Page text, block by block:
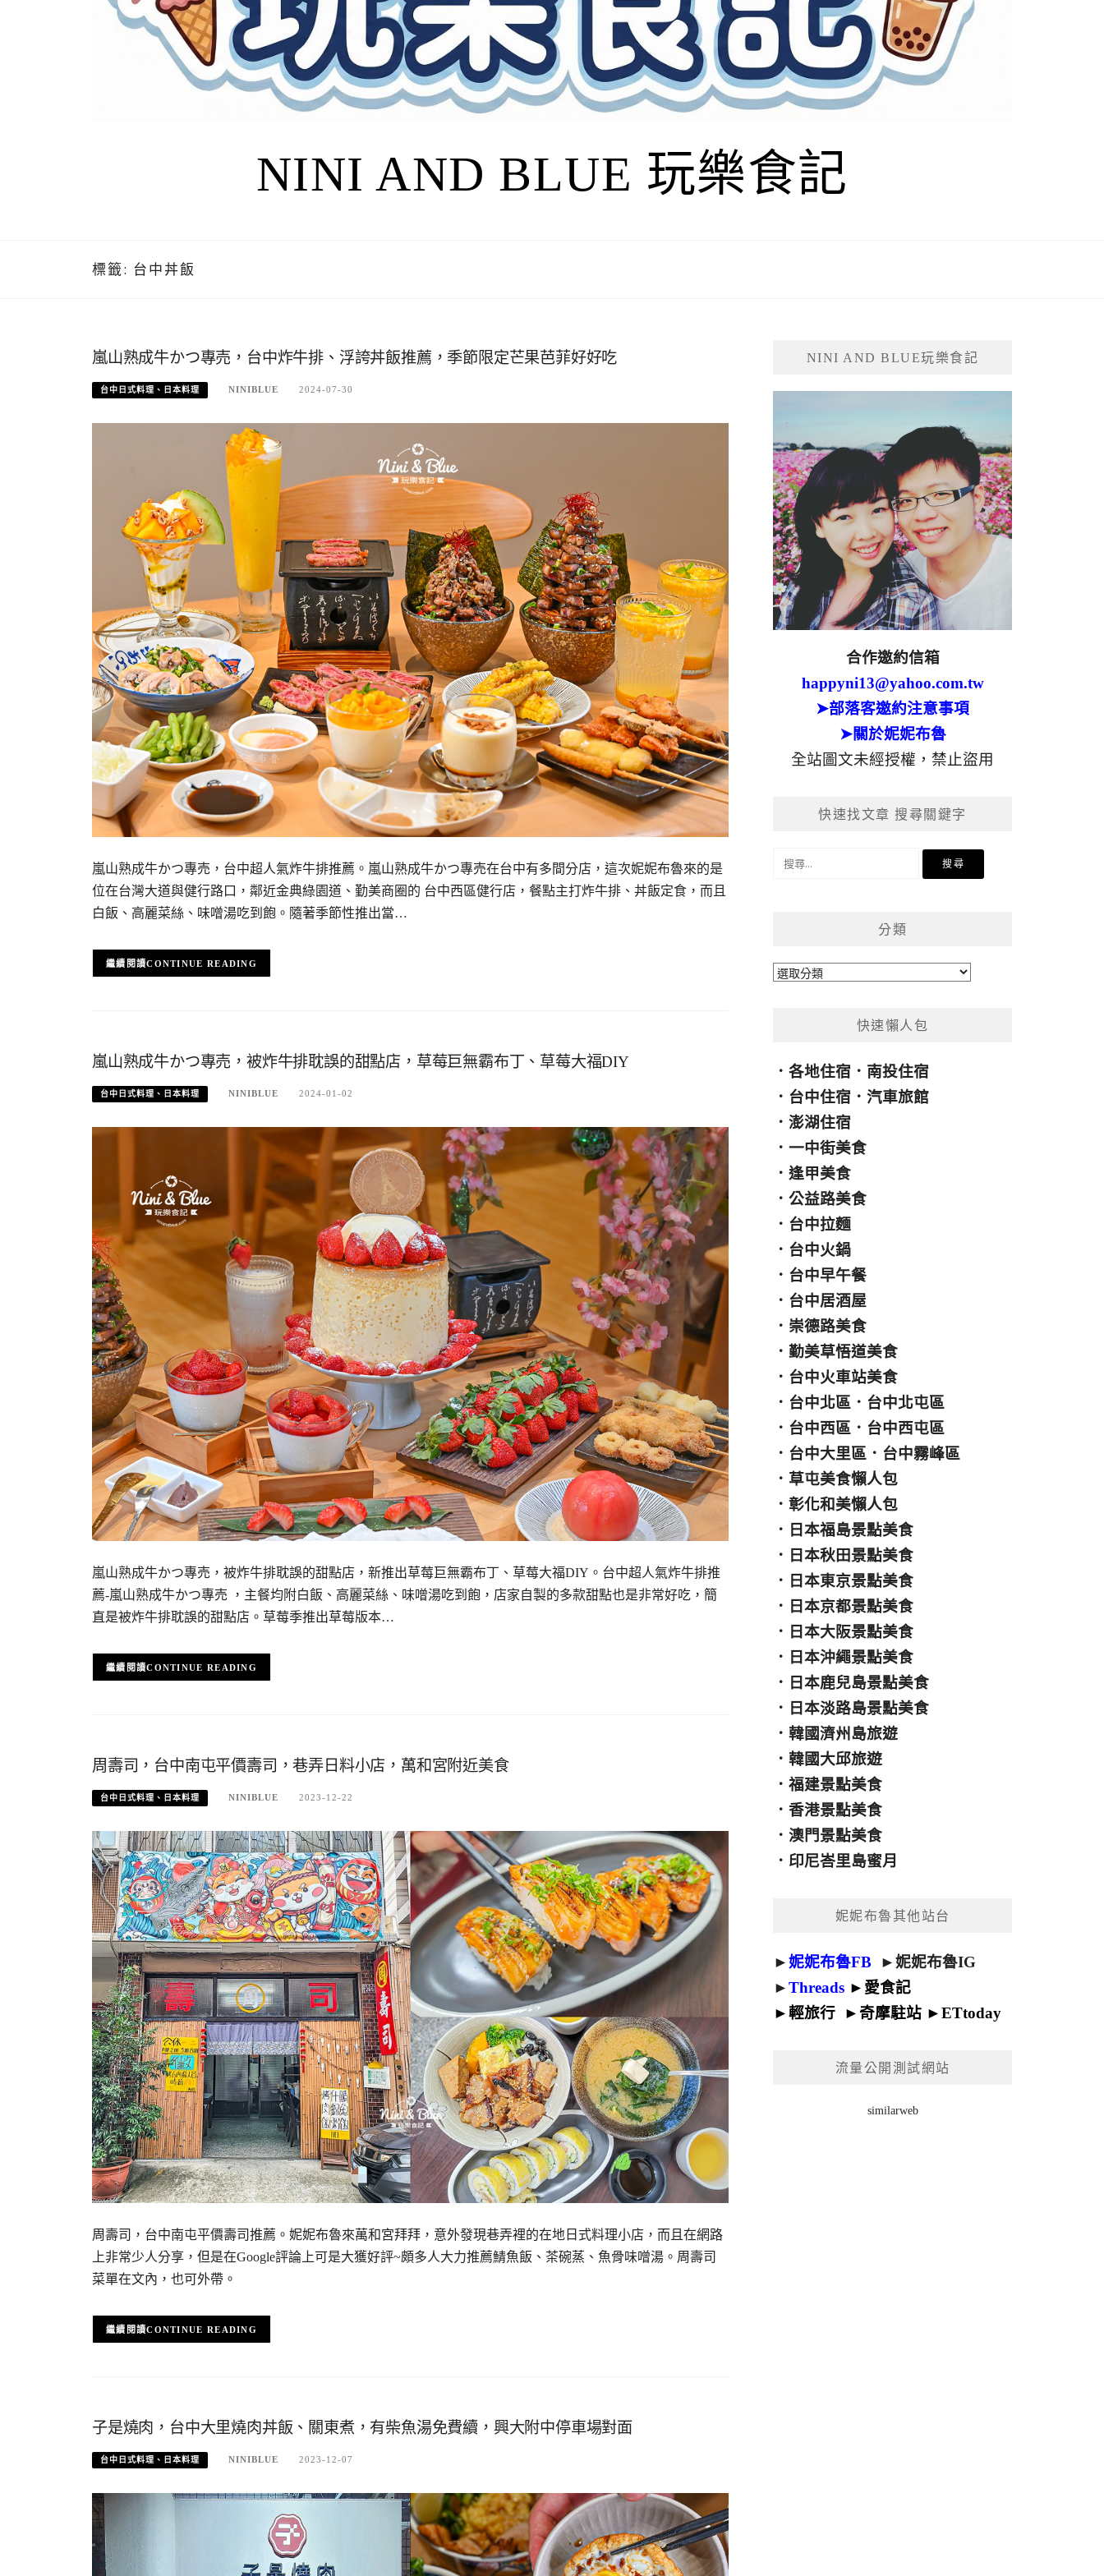
NINI AND BLUE 玩樂食記
標籤: 台中丼飯
嵐山熟成牛かつ專売，台中炸牛排、浮誇丼飯推薦，季節限定芒果芭菲好好吃
台中日式料理、日本料理 NINIBLUE 2024-07-30
嵐山熟成牛かつ專売，台中超人氣炸牛排推薦。嵐山熟成牛かつ專売在台中有多間分店，這次妮妮布魯來的是
位在台灣大道與健行路口，鄰近金典綠園道、勤美商圈的 台中西區健行店，餐點主打炸牛排、丼飯定食，而且
白飯、高麗菜絲、味噌湯吃到飽。隨著季節性推出當…
CONTINUE READING
嵐山熟成牛かつ專売，被炸牛排耽誤的甜點店，草莓巨無霸布丁、草莓大福DIY
台中日式料理、日本料理 NINIBLUE 2024-01-02
嵐山熟成牛かつ專売，被炸牛排耽誤的甜點店，新推出草莓巨無霸布丁、草莓大福DIY。台中超人氣炸牛排推
薦-嵐山熟成牛かつ專売 ，主餐均附白飯、高麗菜絲、味噌湯吃到飽，店家自製的多款甜點也是非常好吃，簡
直是被炸牛排耽誤的甜點店。草莓季推出草莓版本…
CONTINUE READING
周壽司，台中南屯平價壽司，巷弄日料小店，萬和宮附近美食
台中日式料理、日本料理 NINIBLUE 2023-12-22
周壽司，台中南屯平價壽司推薦。妮妮布魯來萬和宮拜拜，意外發現巷弄裡的在地日式料理小店，而且在網路
上非常少人分享，但是在Google評論上可是大獲好評~頗多人大力推薦鯖魚飯、茶碗蒸、魚骨味噌湯。周壽司
菜單在文內，也可外帶。
CONTINUE READING
子是燒肉，台中大里燒肉丼飯、關東煮，有柴魚湯免費續，興大附中停車場對面
台中日式料理、日本料理 NINIBLUE 2023-12-07
NINI AND BLUE玩樂食記
合作邀約信箱
happyni13@yahoo.com.tw
➤部落客邀約注意事項
➤關於妮妮布魯
全站圖文未經授權，禁止盜用
快速找文章 搜尋關鍵字
分類
分
快速懶人包
．各地住宿 ． 南投住宿
． 台中住宿 ．汽車旅館
．澎湖住宿
．一中街美食
．逢甲美食
．公益路美食
． 台中拉麵
． 台中火鍋
． 台中早午餐
． 台中居酒屋
． 崇德路美食
．勤美草悟道美食
． 台中火車站美食
． 台中北區 ． 台中北屯區
． 台中西區 ． 台中西屯區
． 台中大里區 ． 台中霧峰區
． 草屯美食懶人包
．彰化和美懶人包
． 日本福島景點美食
． 日本秋田景點美食
． 日本東京景點美食
． 日本京都景點美食
． 日本大阪景點美食
． 日本沖繩景點美食
． 日本鹿兒島景點美食
． 日本淡路島景點美食
．韓國濟州島旅遊
．韓國大邱旅遊
．福建景點美食
．香港景點美食
．澳門景點美食
． 印尼峇里島蜜月
妮妮布魯其他站台
►妮妮布魯FB ►妮妮布魯IG
►Threads ► 愛食記
►輕旅行 ► 奇摩駐站 ►ETtoday
流量公開測試網站
similarweb